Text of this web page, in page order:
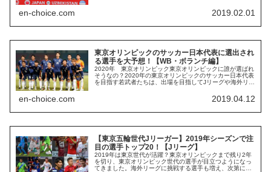
en-choice.com 2019.02.01
東京オリンピックのサッカー日本代表に選出され
る選手を大予想！【WB・ボランチ編】
2020年 東京オリンピック東京オリンピックに誰が選ばれ
そうなの？2020年の東京オリンピックのサッカー日本代表
を目指す若武者たちは、出場を目指してJリーグや海外リー
en-choice.com 2019.04.12
【東京五輪世代Jリーガー】2019年シーズンで注
目の選手トップ20！【Jリーグ】
2019年は東京世代が活躍？東京オリンピックまで残り2年
を切り、東京オリンピック世代の選手が目立つようになっ
てきました。海外リーグに挑戦する選手も増え、次第に実